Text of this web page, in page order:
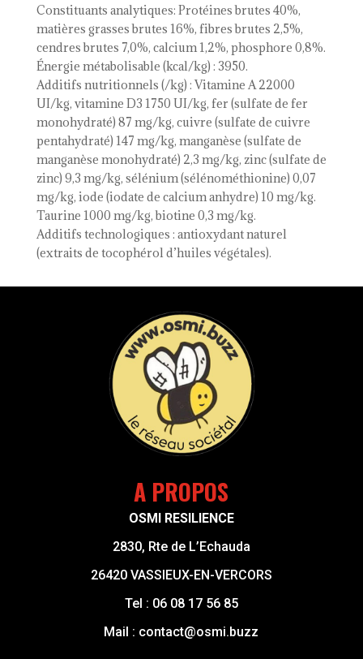
Constituants analytiques: Protéines brutes 40%,
matières grasses brutes 16%, fibres brutes 2,5%,
cendres brutes 7,0%, calcium 1,2%, phosphore 0,8%.
Énergie métabolisable (kcal/kg) : 3950.
Additifs nutritionnels (/kg) : Vitamine A 22000
UI/kg, vitamine D3 1750 UI/kg, fer (sulfate de fer
monohydraté) 87 mg/kg, cuivre (sulfate de cuivre
pentahydraté) 147 mg/kg, manganèse (sulfate de
manganèse monohydraté) 2,3 mg/kg, zinc (sulfate de
zinc) 9,3 mg/kg, sélénium (sélénométhionine) 0,07
mg/kg, iode (iodate de calcium anhydre) 10 mg/kg.
Taurine 1000 mg/kg, biotine 0,3 mg/kg.
Additifs technologiques : antioxydant naturel
(extraits de tocophérol d’huiles végétales).
A PROPOS
OSMI RESILIENCE
2830, Rte de L’Echauda
26420 VASSIEUX-EN-VERCORS
Tel : 06 08 17 56 85
Mail : contact@osmi.buzz